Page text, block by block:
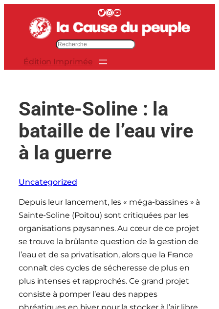
contenu
Twitter InstagramYouTube
c
e
r
Édition Imprimée
Sainte-Soline : la
bataille de l’eau vire
à la guerre
Uncategorized
Depuis leur lancement, les « méga-bassines » à
Sainte-Soline (Poitou) sont critiquées par les
organisations paysannes. Au cœur de ce projet
se trouve la brûlante question de la gestion de
l’eau et de sa privatisation, alors que la France
connaît des cycles de sécheresse de plus en
plus intenses et rapprochés. Ce grand projet
consiste à pomper l’eau des nappes